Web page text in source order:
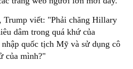
Trump viết: "Phải chăng Hillary
dâm trong quá khứ của
quốc tịch Mỹ và sử dụng cô
của mình?"